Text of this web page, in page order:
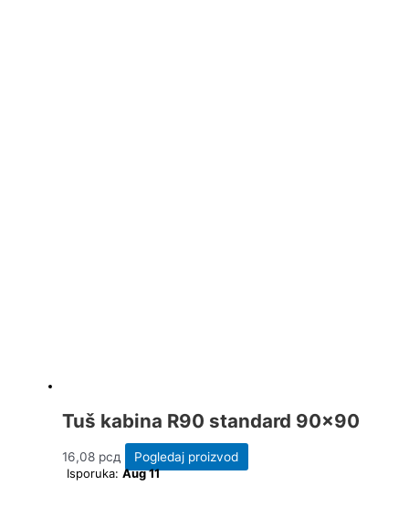
Tuš kabina R90 standard 90×90
16,08 рсд
Pogledaj proizvod
Isporuka: Aug 11